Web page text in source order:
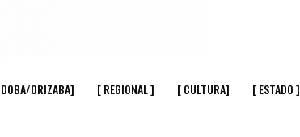
ORIZABA] [ REGIONAL ] [ CULTURA] [ ESTADO ]